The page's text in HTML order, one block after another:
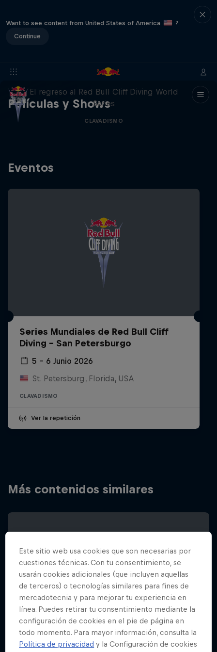
Want to see content from United States of America
?
Continue
Películas y Shows
444 Days
El regreso al Red Bull Cliff Diving World
Series
CLAVADISMO
Eventos
Series Mundiales de Red Bull Cliff
Diving - San Petersburgo
5 – 6 Junio 2026
St. Petersburg, Florida, USA
CLAVADISMO
Ver la repetición
Más contenidos similares
Este sitio web usa cookies que son necesarias por
cuestiones técnicas. Con tu consentimiento, se
usarán cookies adicionales (que incluyen aquellas
de terceros) o tecnologías similares para fines de
mercadotecnia y para mejorar tu experiencia en
línea. Puedes retirar tu consentimiento mediante la
configuración de cookies en el pie de página en
todo momento. Para mayor información, consulta la
Política de privacidad y la Configuración de cookies